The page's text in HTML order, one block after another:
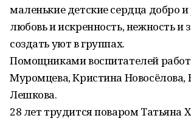
маленькие детские сердца добро и
любовь и искренность, нежность и
создать уют в группах.
Помощниками воспитателей
Муромцева, Кристина Новосёлова,
Лешкова.
28 лет трудится поваром Татьяна